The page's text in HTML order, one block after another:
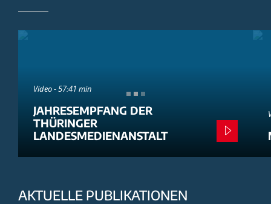
Video - 57:41 min
JAHRESEMPFANG DER
THÜRINGER
LANDESMEDIENANSTALT
AKTUELLE PUBLIKATIONEN